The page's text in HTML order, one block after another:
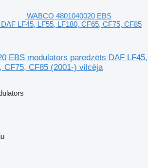
WABCO 4801040020 EBS
LF45, LF55, LF180, CF65, CF75, CF85
EBS modulators paredzēts DAF LF45,
CF75, CF85 (2001-) vilcēja